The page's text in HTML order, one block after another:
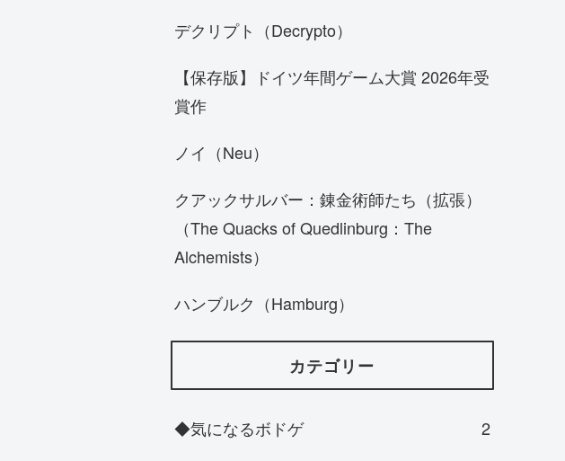
デクリプト（Decrypto）
【保存版】ドイツ年間ゲーム大賞 2026年受
賞作
ノイ（Neu）
クアックサルバー：錬金術師たち（拡張）
（The Quacks of Quedlinburg：The
Alchemists）
ハンブルク（Hamburg）
カテゴリー
◆気になるボドゲ
2